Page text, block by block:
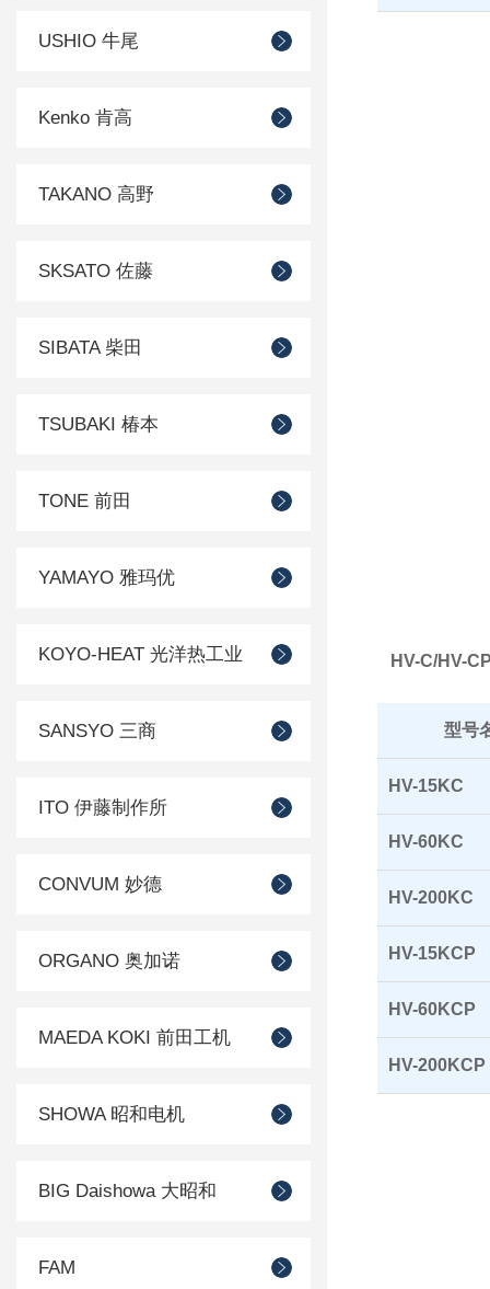
USHIO 牛尾
Kenko 肯高
TAKANO 高野
SKSATO 佐藤
SIBATA 柴田
TSUBAKI 椿本
TONE 前田
YAMAYO 雅玛优
KOYO-HEAT 光洋热工业
SANSYO 三商
ITO 伊藤制作所
CONVUM 妙德
ORGANO 奥加诺
MAEDA KOKI 前田工机
SHOWA 昭和电机
BIG Daishowa 大昭和
FAM
HV-C/HV-
型号
HV-15KC
HV-60KC
HV-200KC
HV-15KCP
HV-60KCP
HV-200KCP